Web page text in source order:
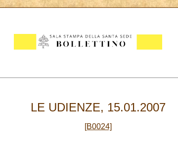
LE UDIENZE, 15.01.2007
[B0024]